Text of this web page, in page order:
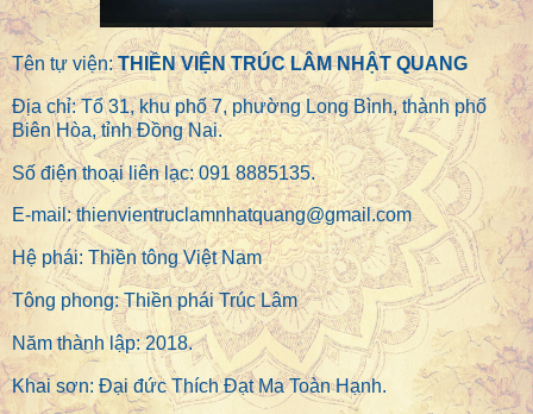
Tên tự viện:THIỀN VIỆN TRÚC LÂM NHẬT QUANG
Địa chỉ: Tổ 31, khu phố 7, phường Long Bình, thành phố
Biên Hòa, tỉnh Đồng Nai.
Số điện thoại liên lạc: 091 8885135.
E-mail: thienvientruclamnhatquang@gmail.com
Hệ phái: Thiền tông Việt Nam
Tông phong: Thiền phái Trúc Lâm
Năm thành lập: 2018.
Khai sơn: Đại đức Thích Đạt Ma Toàn Hạnh.